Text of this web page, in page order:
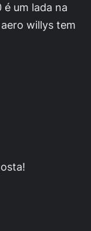
um lada na
willys tem